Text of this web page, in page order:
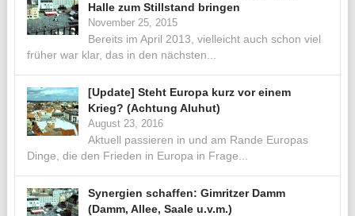
Halle zum Stillstand bringen
November 25, 2015
Bereits im April 2013, vielleicht auch schon viel
früher war klar, das in den nächsten...
[Update] Steht Europa kurz vor einem
Krieg? (Achtung Aluhut)
August 23, 2016
Aktuell passieren in und am Rande Europas
Dinge, die den Frieden in Europa in Frage...
Synergien schaffen: Gimritzer Damm
(Damm, Allee, Saale u.v.m.)